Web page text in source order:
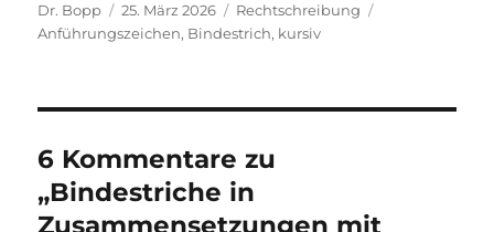
Autor
Dr. Bopp
Veröffentlicht
am
25. März 2026 Kategorien
Rechtschreibung
Anführungszeichen, Bindestrich, kursiv
6 Kommentare zu
„Bindestriche in
Zusammensetzungen mit